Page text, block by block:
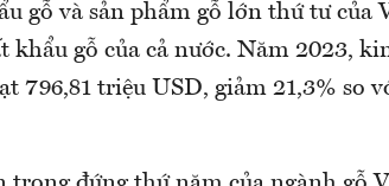
gỗ và sản phẩm gỗ lớn thứ tư của
khẩu gỗ của cả nước. Năm 2023,
796,81 triệu USD, giảm 21,3% so